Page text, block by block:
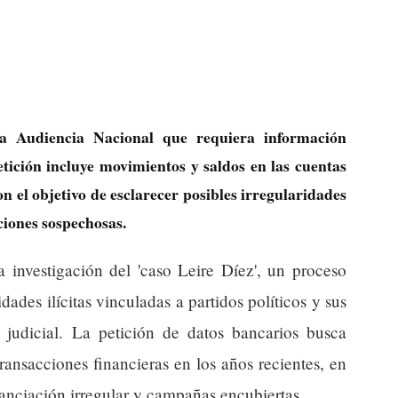
Nacional que requiera información
incluye movimientos y saldos en las cuentas
el objetivo de esclarecer posibles irregularidades
sospechosas.
investigación del 'caso Leire Díez', un proceso
ilícitas vinculadas a partidos políticos y sus
judicial. La petición de datos bancarios busca
financieras en los años recientes, en